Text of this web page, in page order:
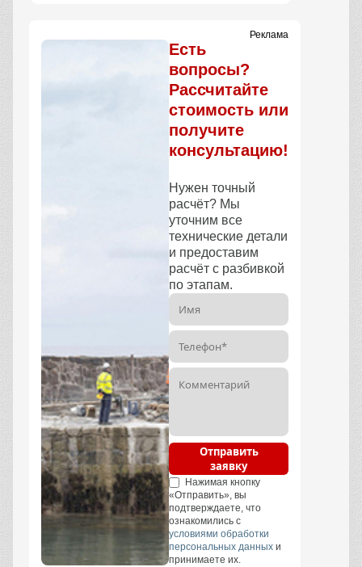
Реклама
Есть
вопросы?
Рассчитайте
стоимость или
получите
консультацию!
Нужен точный
расчёт? Мы
уточним все
технические детали
и предоставим
расчёт с разбивкой
по этапам.
Отправить
заявку
Нажимая кнопку
«Отправить», вы
подтверждаете, что
ознакомились с
условиями обработки
персональных данных и
принимаете их.